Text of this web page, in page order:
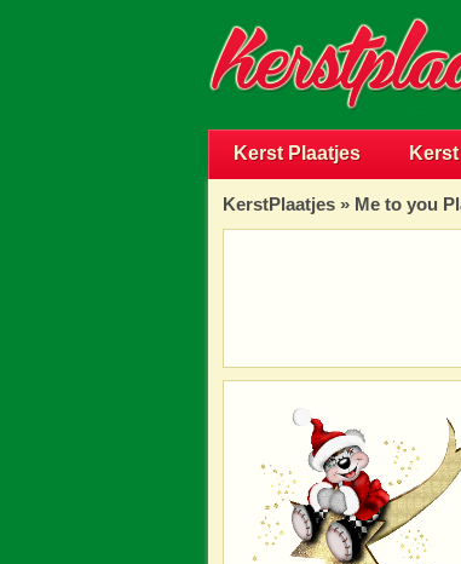
Kerst Plaatjes
KerstPlaatjes » Me to you